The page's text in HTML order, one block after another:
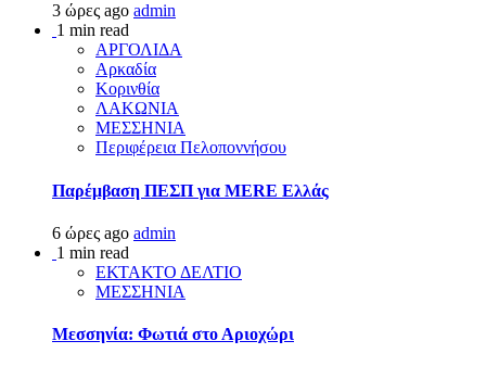
3 ώρες ago admin
1 min read
ΑΡΓΟΛΙΔΑ
Αρκαδία
Κορινθία
ΛΑΚΩΝΙΑ
ΜΕΣΣΗΝΙΑ
Περιφέρεια Πελοποννήσου
Παρέμβαση ΠΕΣΠ για MERE Ελλάς
6 ώρες ago admin
1 min read
ΕΚΤΑΚΤΟ ΔΕΛΤΙΟ
ΜΕΣΣΗΝΙΑ
Μεσσηνία: Φωτιά στο Αριοχώρι